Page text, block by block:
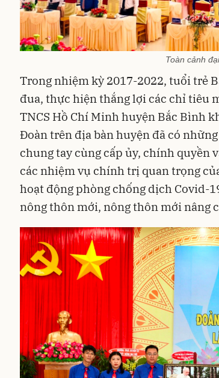
Toàn cảnh
Trong nhiệm kỳ 2017-2022, tuổi trẻ
đua, thực hiện thắng lợi các chỉ tiêu
TNCS Hồ Chí Minh huyện Bắc Bình
Đoàn trên địa bàn huyện đã có
chung tay cùng cấp ủy, chính quyền
các nhiệm vụ chính trị quan trọng
hoạt động phòng chống dịch Covid-
nông thôn mới, nông thôn mới nâng